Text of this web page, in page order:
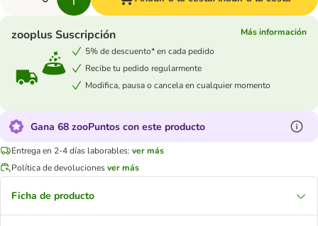
zooplus Suscripción
Más información
5% de descuento* en cada pedido
Recibe tu pedido regularmente
Modifica, pausa o cancela en cualquier momento
Gana 68 zooPuntos con este producto
Entrega en 2-4 días laborables: ver más
Política de devolucionesver más
Ficha de producto